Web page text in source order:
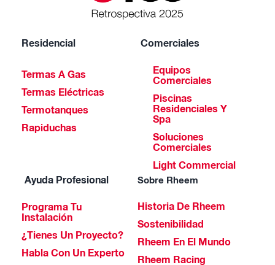
Residencial
Termas A Gas
Termas Eléctricas
Termotanques
Rapiduchas
Comerciales
Equipos
Comerciales
Piscinas
Residenciales Y
Spa
Soluciones
Comerciales
Light Commercial
Ayuda Profesional
Programa Tu
Instalación
¿Tienes Un Proyecto?
Habla Con Un Experto
Sobre Rheem
Historia De Rheem
Sostenibilidad
Rheem En El Mundo
Rheem Racing